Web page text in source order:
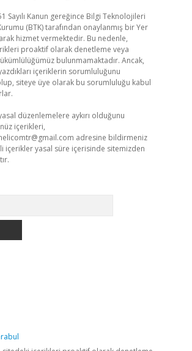
Sayılı Kanun gereğince Bilgi Teknolojileri
(BTK) tarafından onaylanmış bir Yer
hizmet vermektedir. Bu nedenle,
proaktif olarak denetleme veya
bulunmamaktadır. Ancak,
içeriklerin sorumluluğunu
siteye üye olarak bu sorumluluğu kabul
düzenlemelere aykırı olduğunu
içerikleri,
adresine bildirmeniz
içerikler yasal süre içerisinde sitemizden